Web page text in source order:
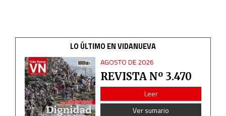
LO ÚLTIMO EN VIDANUEVA
AGOSTO DE 2026
REVISTA Nº 3.470
Leer
Ver sumario